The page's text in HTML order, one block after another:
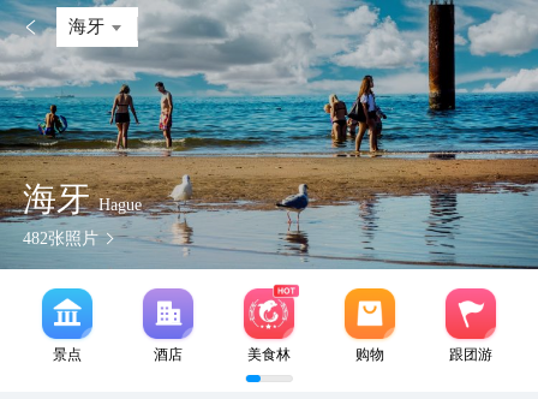
 海牙
海牙Hague
482张照片
景点 酒店 美食林 购物 跟团游